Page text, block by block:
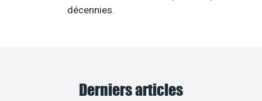
décennies.
Derniers articles